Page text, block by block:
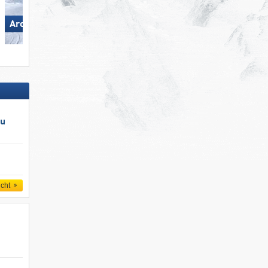
Arosa Lenzerheide Steinplatte Winklmoosalm